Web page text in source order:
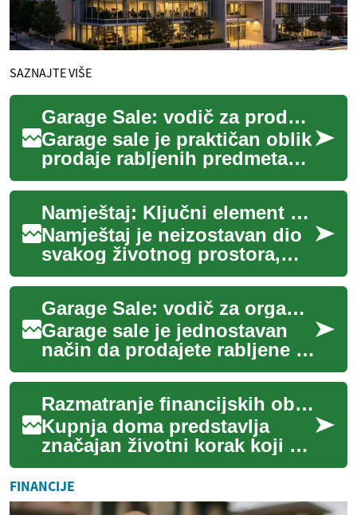
SAZNAJTE VIŠE
Garage Sale: vodič za prodaju, kupnju i organizaciju
Garage sale je praktičan oblik
prodaje rabljenih predmeta
koji omogućava pojedincima
da brzo riješe višak stvari i
da...
Namještaj: Ključni element svakog doma
Namještaj je neizostavan dio
svakog životnog prostora,
bilo da se radi o kući, stanu
ili poslovnom objektu. On ne
sam...
Garage Sale: vodič za organizaciju i kupovinu
Garage sale je jednostavan
način da prodajete rabljene ili
višak stvari iz doma, smanjite
nered i privučete kupce zai...
Razmatranje financijskih obveza pri kupnji doma
Kupnja doma predstavlja
značajan životni korak koji sa
sobom nosi niz financijskih
obveza. Razumijevanje ovih
obveza ...
FINANCIJE